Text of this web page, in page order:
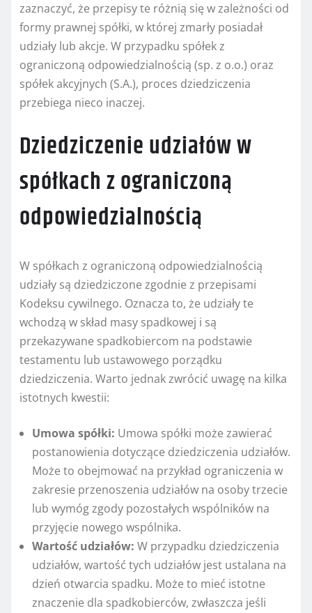
zaznaczyć, że przepisy te różnią się w zależności od
formy prawnej spółki, w której zmarły posiadał
udziały lub akcje. W przypadku spółek z
ograniczoną odpowiedzialnością (sp. z o.o.) oraz
spółek akcyjnych (S.A.), proces dziedziczenia
przebiega nieco inaczej.
Dziedziczenie udziałów w
spółkach z ograniczoną
odpowiedzialnością
W spółkach z ograniczoną odpowiedzialnością
udziały są dziedziczone zgodnie z przepisami
Kodeksu cywilnego. Oznacza to, że udziały te
wchodzą w skład masy spadkowej i są
przekazywane spadkobiercom na podstawie
testamentu lub ustawowego porządku
dziedziczenia. Warto jednak zwrócić uwagę na kilka
istotnych kwestii:
Umowa spółki: Umowa spółki może zawierać
postanowienia dotyczące dziedziczenia udziałów.
Może to obejmować na przykład ograniczenia w
zakresie przenoszenia udziałów na osoby trzecie
lub wymóg zgody pozostałych wspólników na
przyjęcie nowego wspólnika.
Wartość udziałów: W przypadku dziedziczenia
udziałów, wartość tych udziałów jest ustalana na
dzień otwarcia spadku. Może to mieć istotne
znaczenie dla spadkobierców, zwłaszcza jeśli